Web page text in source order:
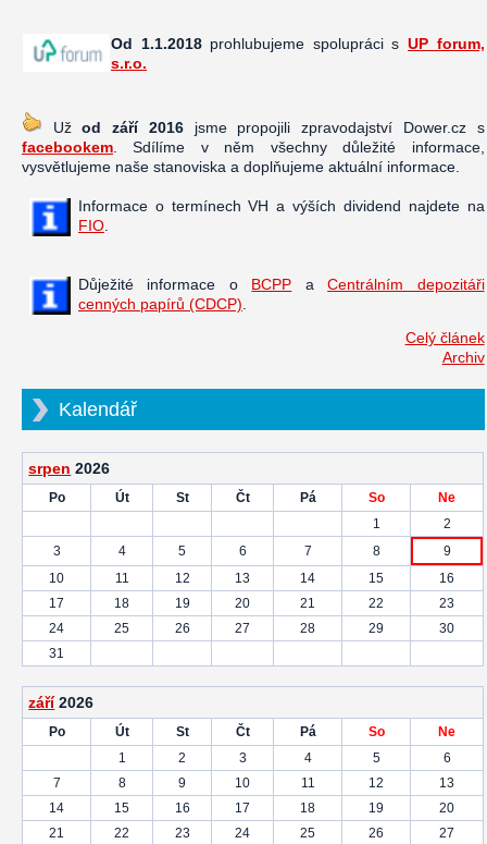
Od 1.1.2018prohlubujeme spolupráci sUP forum,
s.r.o.
Užod září 2016jsme propojili zpravodajství Dower.cz s
facebookem . Sdílíme v něm všechny důležité informace,
vysvětlujeme naše stanoviska a doplňujeme aktuální informace.
Informace o termínech VH a výších dividend najdete na
FIO
Důježité informace o BCPP aCentrálním depozitáři
cenných papírů (CDCP)
Celý článek
Archiv
Kalendář
srpen 2026
Po Út St Čt Pá So
Ne
1
2
3
4 5 6 7 8
9
10
11 12 13 14 15
16
17
18 19 20 21 22
23
24
25 26 27 28 29
30
31
září 2026
Po Út St Čt Pá So
Ne
1
2 3 4 5
6
7
8 9 10 11 12
13
14
15 16 17 18 19
20
21
22 23 24 25 26
27